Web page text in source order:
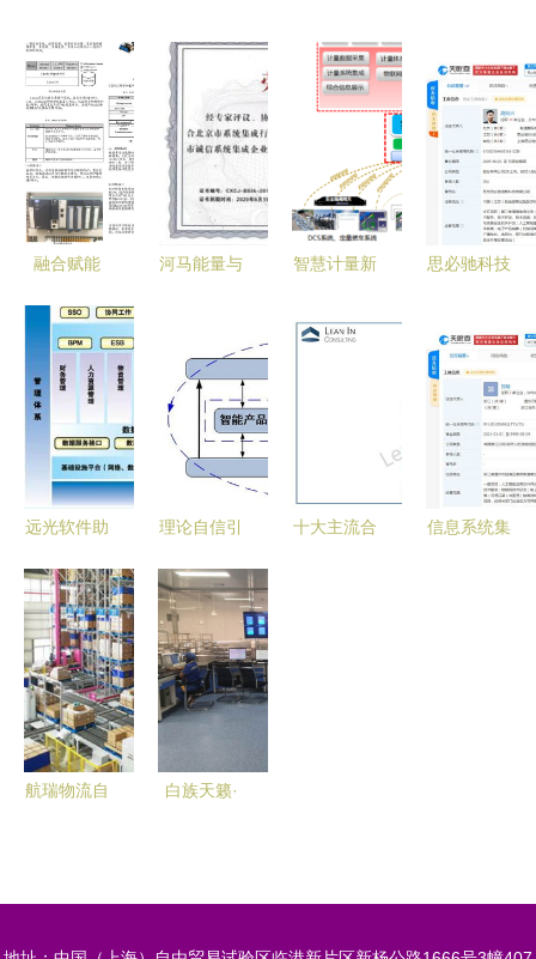
融合赋能
遥感、工业
控制与物联
网系统集成
方案探究
河马能量与
年北京市诚
信系统集成
企业，彰显
信息系统集
成服务实力
智慧计量新
智慧计量信
思必驰科技
幅增至原6
倍，阿里巴
巴与联想等
巨头参股助
推AI语音技
术发展
远光软件助
公司财务信
息系统圆满
完成验收，
彰显卓越信
息系统集成
服务实力
理论自信引
中国工程院
重磅发布新
一代智能制
造战略
十大主流合
信息系统集
航瑞物流自
白族天籁·